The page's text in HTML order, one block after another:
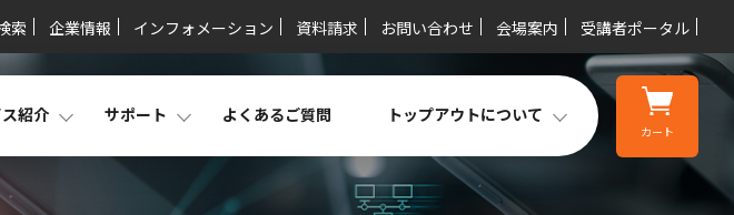
索 企業情報 インフォメーション 資料請求 お問い合わせ 会場案内 受講者ポータル
紹介 サポート よくあるご質問 トップアウトについて
カート